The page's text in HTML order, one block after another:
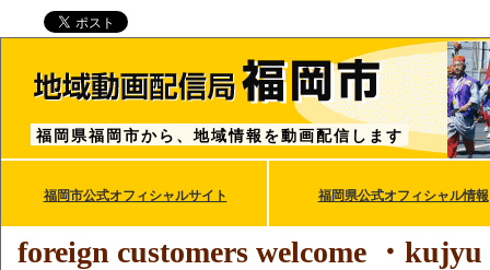
福岡県福岡市から、地域情報を動画配信します
福岡市公式オフィシャルサイト 福岡県公式オフィシャル情報
foreign customers welcome ・